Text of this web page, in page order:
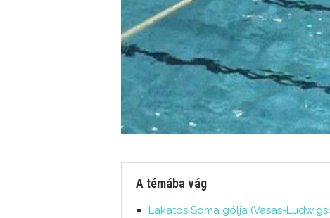
A témába vág
Lakatos Soma gólja (Vasas-